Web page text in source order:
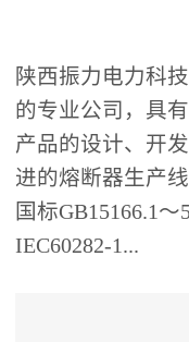
合适的产品（时间-
性曲线表示虚拟的
间与...
陕西振力电力科
的专业公司，具
产品的设计、开
进的熔断器生产
国标GB15166.1
IEC60282-1...